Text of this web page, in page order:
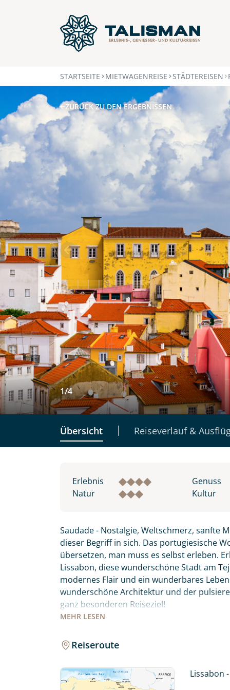
STARTSEITE MIETWAGENREISE STÄDTEREISEN
ZURÜCK ZU DEN ERGEBNISSEN
1/4
Übersicht Reiseverlauf &
Erlebnis Genuss
Natur
Kultur
MEHR LESEN
Saudade - Nostalgie, Weltschmerz, sanfte
dieser Begriff in sich. Das portugiesische
übersetzen, man muss es selbst erleben.
Lissabon, diese wunderschöne Stadt am
modernes Flair und ein wunderbares
wunderschöne Architektur und der
ganz besonderen Reiseziel!
spüren Sie selbst, was es bedeutet –
Reiseroute
Lissabon